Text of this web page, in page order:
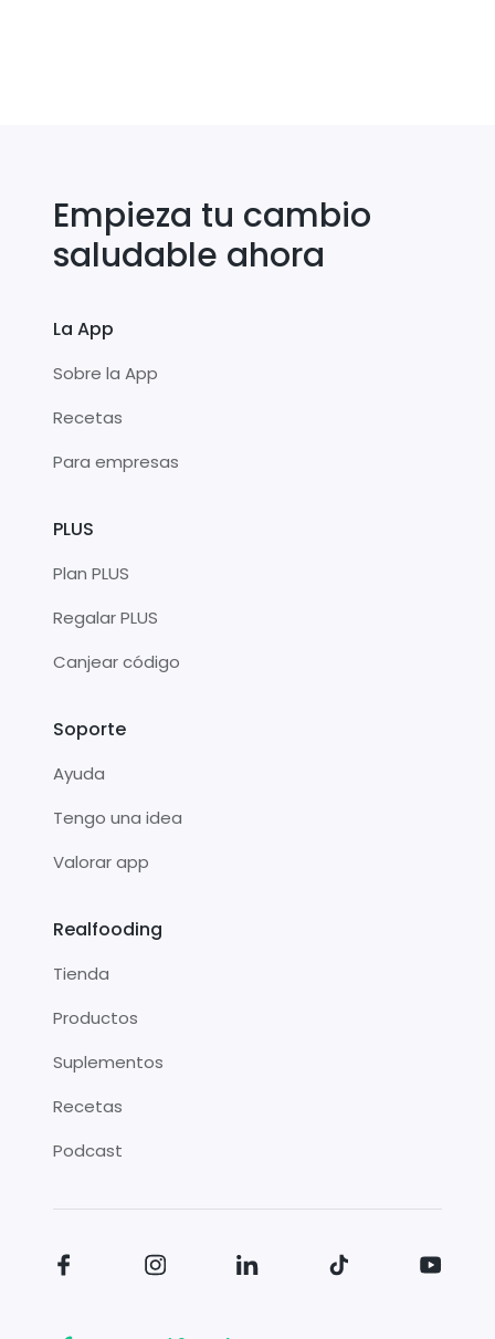
Empieza tu cambio
saludable ahora
La App
Sobre la App
Recetas
Para empresas
PLUS
Plan PLUS
Regalar PLUS
Canjear código
Soporte
Ayuda
Tengo una idea
Valorar app
Realfooding
Tienda
Productos
Suplementos
Recetas
Podcast